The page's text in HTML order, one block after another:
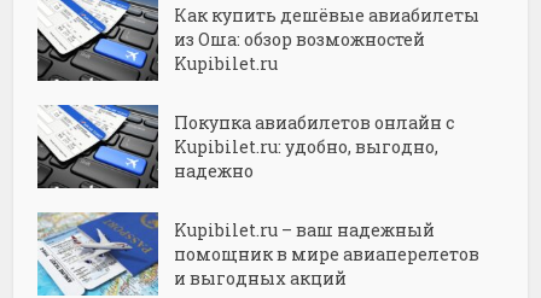
Как купить дешёвые авиабилеты
из Оша: обзор возможностей
Kupibilet.ru
Покупка авиабилетов онлайн с
Kupibilet.ru: удобно, выгодно,
надежно
Kupibilet.ru – ваш надежный
помощник в мире авиаперелетов
и выгодных акций